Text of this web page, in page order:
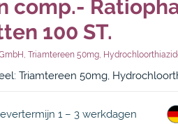
comp.-
100 ST.
, Triamtereen 50mg,
Triamtereen 50mg,
1 – 3 werkdagen